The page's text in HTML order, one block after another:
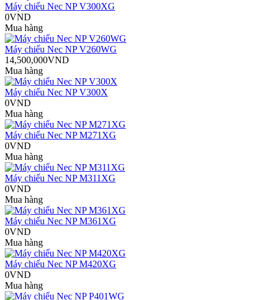
Máy chiếu Nec NP V300XG
0VND
Mua hàng
Máy chiếu Nec NP V260WG
14,500,000VND
Mua hàng
Máy chiếu Nec NP V300X
0VND
Mua hàng
Máy chiếu Nec NP M271XG
0VND
Mua hàng
Máy chiếu Nec NP M311XG
0VND
Mua hàng
Máy chiếu Nec NP M361XG
0VND
Mua hàng
Máy chiếu Nec NP M420XG
0VND
Mua hàng